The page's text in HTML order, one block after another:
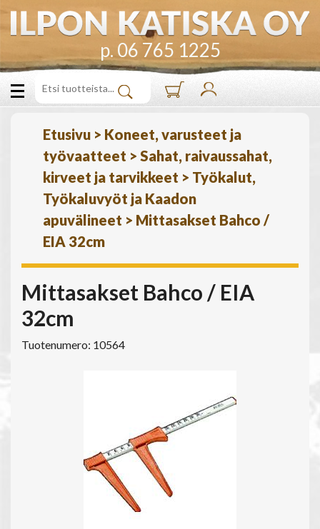
p. 06 765 1225
Etusivu > Koneet, varusteet ja
työvaatteet > Sahat, raivaussahat,
kirveet ja tarvikkeet > Työkalut,
Työkaluvyöt ja Kaadon
apuvälineet > Mittasakset Bahco /
EIA 32cm
Mittasakset Bahco / EIA
32cm
Tuotenumero: 10564